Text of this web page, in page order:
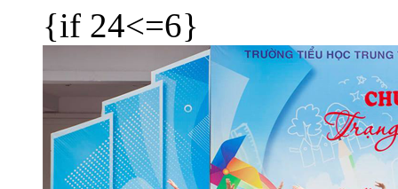
{if 24<=6}